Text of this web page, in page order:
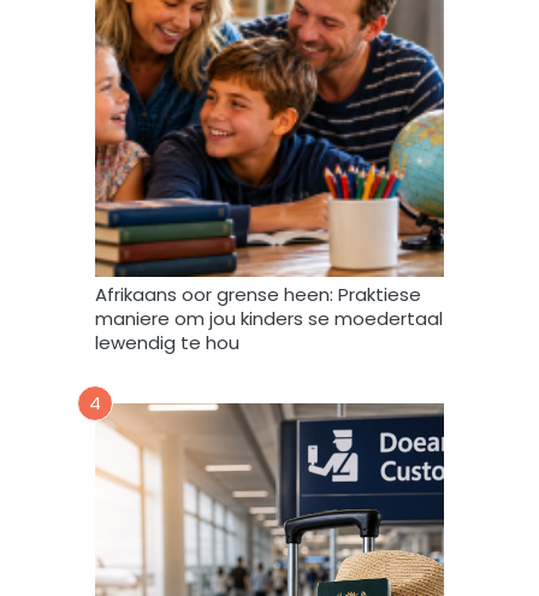
d
a
a
m
a
g
v
e
r
w
e
r
,
s
o
n
Afrikaans oor grense heen: Praktiese
maniere om jou kinders se moedertaal
lewendig te hou
4